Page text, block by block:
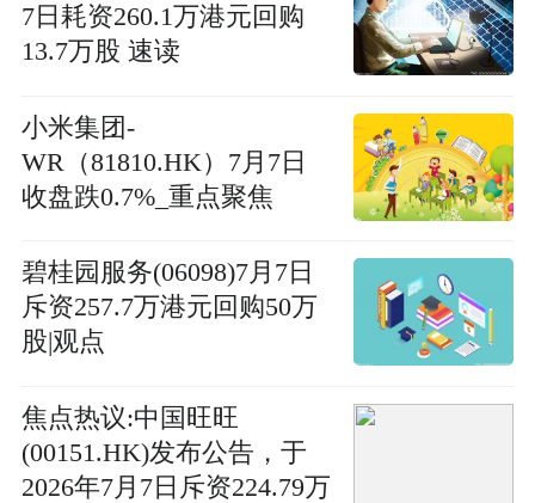
7日耗资260.1万港元回购
13.7万股 速读
小米集团-
WR（81810.HK）7月7日
收盘跌0.7%_重点聚焦
碧桂园服务(06098)7月7日
斥资257.7万港元回购50万
股|观点
焦点热议:中国旺旺
(00151.HK)发布公告，于
2026年7月7日斥资224.79万